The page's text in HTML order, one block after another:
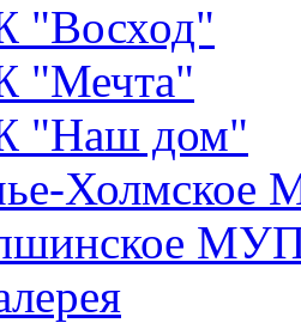
"Восход"
"Мечта"
"Наш дом"